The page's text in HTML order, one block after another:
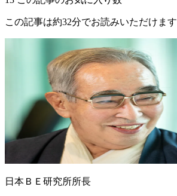
この記事は約32分でお読みいただけます
日本ＢＥ研究所所長